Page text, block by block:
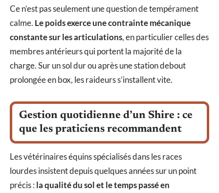
Ce n’est pas seulement une question de tempérament
calme. Le poids exerce une contrainte mécanique
constante sur les articulations, en particulier celles des
membres antérieurs qui portent la majorité de la
charge. Sur un sol dur ou après une station debout
prolongée en box, les raideurs s’installent vite.
Gestion quotidienne d’un Shire : ce
que les praticiens recommandent
Les vétérinaires équins spécialisés dans les races
lourdes insistent depuis quelques années sur un point
précis : la qualité du sol et le temps passé en